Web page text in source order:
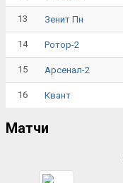
13 Зенит Пн
14 Ротор-2
15 Арсенал-2
16 Квант
Матчи